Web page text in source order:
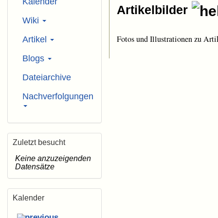
Artikelbilder
Fotos und Illustrationen zu
Wiki
Artikel
Blogs
Dateiarchive
Nachverfolgungen
Zuletzt besucht
Keine anzuzeigenden
Datensätze
Kalender